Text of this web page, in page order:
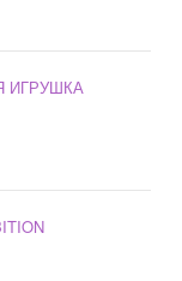
ИГРУШКА